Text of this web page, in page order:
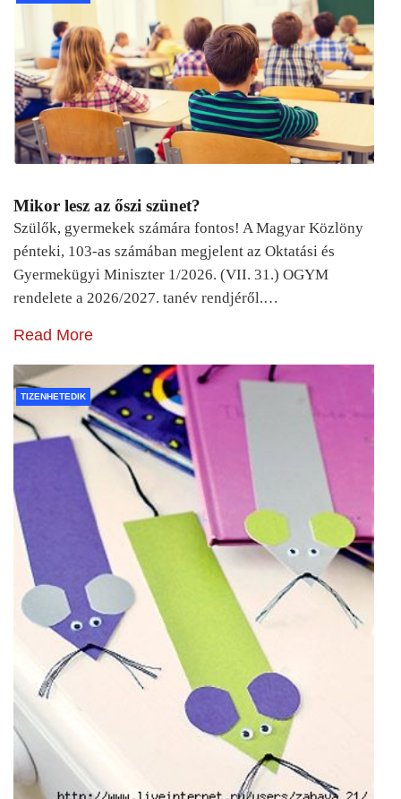
Mikor lesz az őszi szünet?
Szülők, gyermekek számára fontos! A Magyar Közlöny
pénteki, 103-as számában megjelent az Oktatási és
Gyermekügyi Miniszter 1/2026. (VII. 31.) OGYM
rendelete a 2026/2027. tanév rendjéről.…
Read More
TIZENHETEDIK